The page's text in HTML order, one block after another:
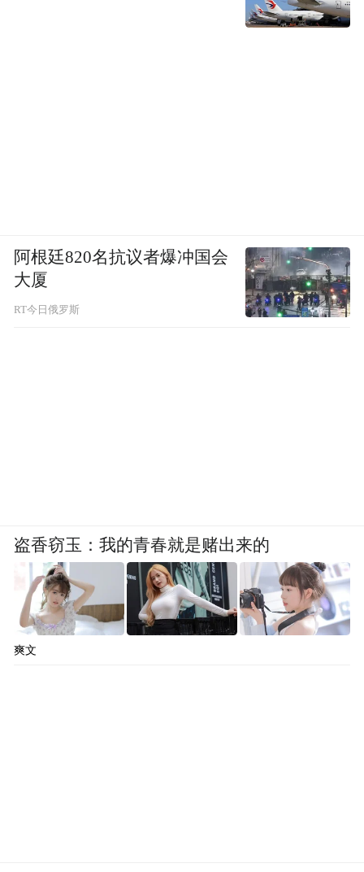
阿根廷820名抗议者爆冲国会
大厦
RT今日俄罗斯
盗香窃玉：我的青春就是赌出来的
爽文